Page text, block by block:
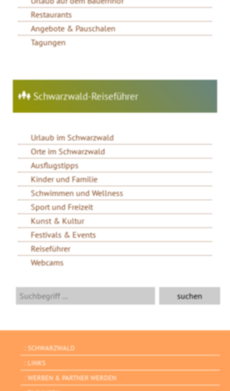
Restaurants
Angebote & Pauschalen
Tagungen
Schwarzwald-Reiseführer
Urlaub im Schwarzwald
Orte im Schwarzwald
Ausflugstipps
Kinder und Familie
Schwimmen und Wellness
Sport und Freizeit
Kunst & Kultur
Festivals & Events
Reiseführer
Webcams
SCHWARZWALD
LINKS
WERBEN & PARTNER WERDEN